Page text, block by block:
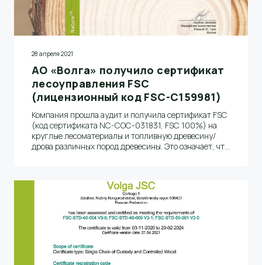
28 апреля 2021
АО «Волга» получило сертификат
лесоуправления FSC
(лицензионный код FSC-C159981)
Компания прошла аудит и получила сертификат FSC
(код сертификата NC-COC-031831, FSC 100%) на
круглые лесоматериалы и топливную древесину/
дрова различных пород древесины. Это означает, что
лесопользования и ответственно подходит к
освоению лесов. Срок действия нового сертификата
– до апреля 2026 года.